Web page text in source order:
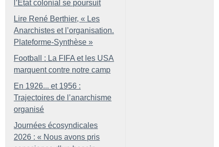
l’État colonial se poursuit
Lire René Berthier, « Les
Anarchistes et l’organisation.
Plateforme-Synthèse »
Football : La FIFA et les USA
marquent contre notre camp
En 1926... et 1956 :
Trajectoires de l’anarchisme
organisé
Journées écosyndicales
2026 : « Nous avons pris